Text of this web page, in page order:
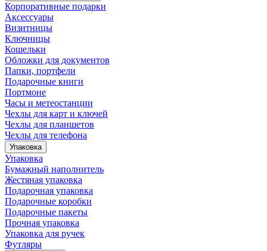
Корпоративные подарки
Аксессуары
Визитницы
Ключницы
Кошельки
Обложки для документов
Папки, портфели
Подарочные книги
Портмоне
Часы и метеостанции
Чехлы для карт и ключей
Чехлы для планшетов
Чехлы для телефона
Упаковка
Упаковка
Бумажный наполнитель
Жестяная упаковка
Подарочная упаковка
Подарочные коробки
Подарочные пакеты
Прочная упаковка
Упаковка для ручек
Футляры